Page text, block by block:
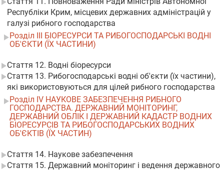
Республіки Крим, місцевих державних адміністрацій у
галузі рибного господарства
Розділ III БІОРЕСУРСИ ТА РИБОГОСПОДАРСЬКІ ВОДНІ
ОБ'ЄКТИ (ЇХ ЧАСТИНИ)
Стаття 12. Водні біоресурси
Стаття 13. Рибогосподарські водні об'єкти (їх частини),
які використовуються для цілей рибного господарства
Розділ IV НАУКОВЕ ЗАБЕЗПЕЧЕННЯ РИБНОГО
ГОСПОДАРСТВА. ДЕРЖАВНИЙ МОНІТОРИНГ,
ДЕРЖАВНИЙ ОБЛІК І ДЕРЖАВНИЙ КАДАСТР ВОДНИХ
БІОРЕСУРСІВ ТА РИБОГОСПОДАРСЬКИХ ВОДНИХ
ОБ'ЄКТІВ (ЇХ ЧАСТИН)
Стаття 14. Наукове забезпечення
Стаття 15. Державний моніторинг і ведення державного